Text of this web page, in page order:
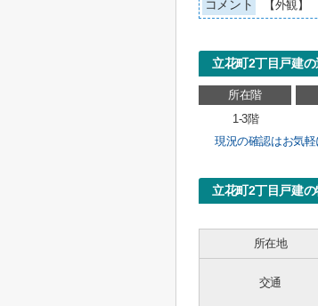
コメント 【外観】
立花町2丁目戸建
所在階
1-3階
現況の確認はお気軽
立花町2丁目戸建
所在地
交通